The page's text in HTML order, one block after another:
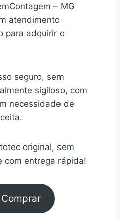
– MG
atendimento
para adquirir o
seguro, sem
sigiloso, com
necessidade de
original, sem
com entrega rápida!